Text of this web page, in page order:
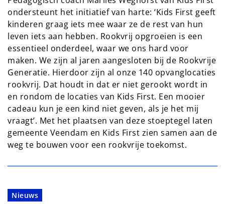
ondersteunt het initiatief van harte: ‘Kids First geeft
kinderen graag iets mee waar ze de rest van hun
leven iets aan hebben. Rookvrij opgroeien is een
essentieel onderdeel, waar we ons hard voor
maken. We zijn al jaren aangesloten bij de Rookvrije
Generatie. Hierdoor zijn al onze 140 opvanglocaties
rookvrij. Dat houdt in dat er niet gerookt wordt in
en rondom de locaties van Kids First. Een mooier
cadeau kun je een kind niet geven, als je het mij
vraagt’. Met het plaatsen van deze stoeptegel laten
gemeente Veendam en Kids First zien samen aan de
weg te bouwen voor een rookvrije toekomst.
Nieuws